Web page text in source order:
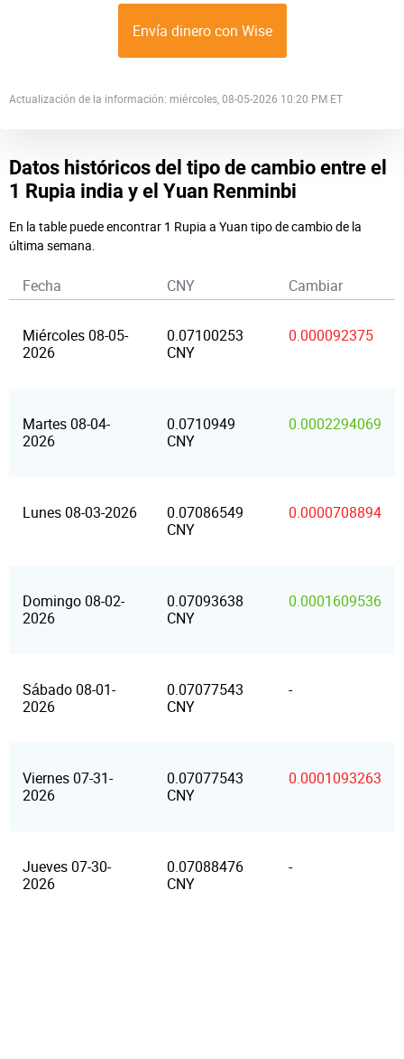
Envía dinero con Wise
Actualización de la información: miércoles, 08-05-2026 10:20 PM ET
Datos históricos del tipo de cambio entre el
1 Rupia india y el Yuan Renminbi
En la table puede encontrar 1 Rupia a Yuan tipo de cambio de la
última semana.
Fecha CNY Cambiar
Miércoles 08-05-
2026
0.07100253
CNY
0.000092375
Martes 08-04-
2026
0.0710949
CNY
0.0002294069
Lunes 08-03-2026
0.07086549
CNY
0.0000708894
Domingo 08-02-
2026
0.07093638
CNY
0.0001609536
Sábado 08-01-
2026
0.07077543
CNY
-
Viernes 07-31-
2026
0.07077543
CNY
0.0001093263
Jueves 07-30-
2026
0.07088476
CNY
-